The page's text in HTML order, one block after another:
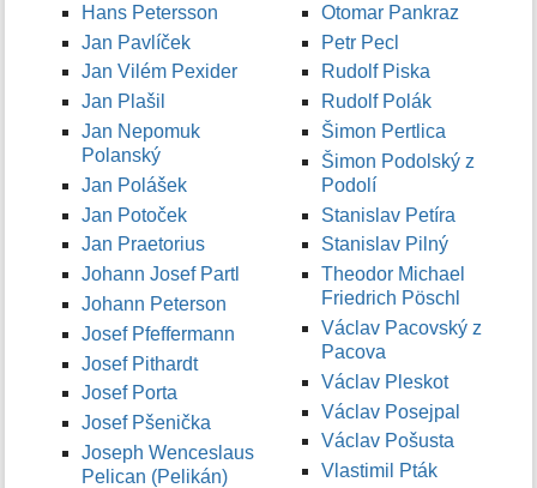
Hans Petersson
Jan Pavlíček
Jan Vilém Pexider
Jan Plašil
Jan Nepomuk
Polanský
Jan Polášek
Jan Potoček
Jan Praetorius
Johann Josef Partl
Johann Peterson
Josef Pfeffermann
Josef Pithardt
Josef Porta
Josef Pšenička
Joseph Wenceslaus
Pelican (Pelikán)
Otomar Pankraz
Petr Pecl
Rudolf Piska
Rudolf Polák
Šimon Pertlica
Šimon Podolský z
Podolí
Stanislav Petíra
Stanislav Pilný
Theodor Michael
Friedrich Pöschl
Václav Pacovský z
Pacova
Václav Pleskot
Václav Posejpal
Václav Pošusta
Vlastimil Pták